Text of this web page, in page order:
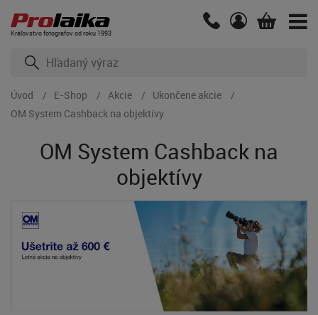
Kráľovstvo fotografov od roku 1993
Úvod E-Shop Akcie
Ukončené akcie
OM System Cashback na objektívy
OM System Cashback na
objektívy